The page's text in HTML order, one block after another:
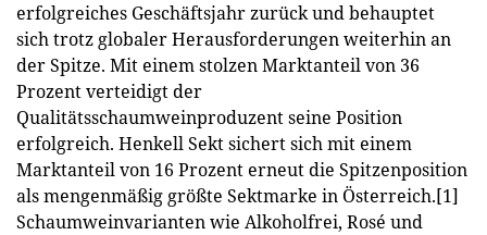
erfolgreiches Geschäftsjahr zurück und behauptet
sich trotz globaler Herausforderungen weiterhin an
der Spitze. Mit einem stolzen Marktanteil von 36
Prozent verteidigt der
Qualitätsschaumweinproduzent seine Position
erfolgreich. Henkell Sekt sichert sich mit einem
Marktanteil von 16 Prozent erneut die Spitzenposition
als mengenmäßig größte Sektmarke in Österreich.[1]
Schaumweinvarianten wie Alkoholfrei, Rosé und